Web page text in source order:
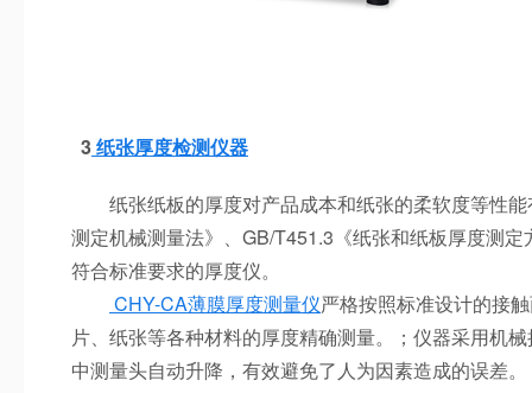
3纸张厚度检测仪器
纸张纸板的厚度对产品成本和纸张的柔软度等性能
测定机械测量法》、GB/T451.3《纸张和纸板厚度测
符合标准要求的厚度仪。
CHY-CA薄膜厚度测量仪严格按照标准设计的接
片、纸张等各种材料的厚度精确测量。；仪器采用机
中测量头自动升降，有效避免了人为因素造成的误差。